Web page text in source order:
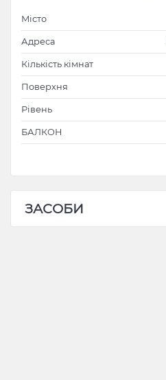
Місто
Адреса
Кількість кімнат
Поверхня
Рівень
БАЛКОН
ЗАСОБИ